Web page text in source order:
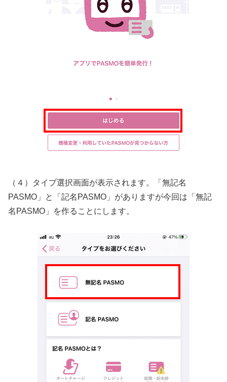
（４）タイプ選択画面が表示されます。「無記名
PASMO」と「記名PASMO」がありますが今回は「無記
名PASMO」を作ることにします。